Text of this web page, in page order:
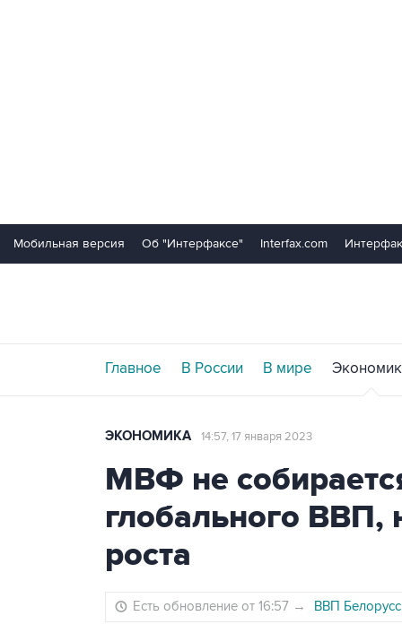
Мобильная версия Об "Интерфаксе" Interfax.com
Главное В России В мире
ЭКОНОМИКА 14:57, 17 января 2023
МВФ не
глобального ВВП,
роста
Есть обновление от 16:57 → ВВП